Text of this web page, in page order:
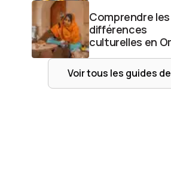
Comprendre les
différences
culturelles en
Voir tous les guides de